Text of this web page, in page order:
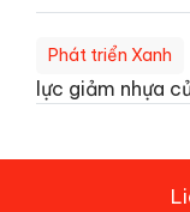
Phát triển Xanh
lực giảm nhựa